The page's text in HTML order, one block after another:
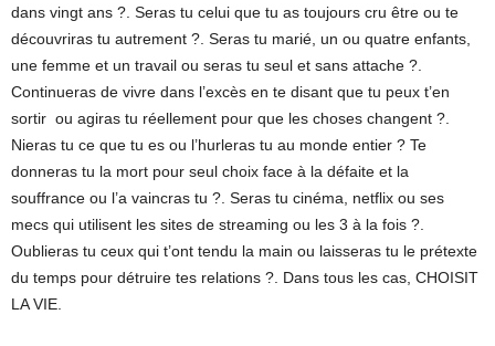
dans vingt ans ?. Seras tu celui que tu as toujours cru être ou te
découvriras tu autrement ?. Seras tu marié, un ou quatre enfants,
une femme et un travail ou seras tu seul et sans attache ?.
Continueras de vivre dans l’excès en te disant que tu peux t’en
sortir ou agiras tu réellement pour que les choses changent ?.
Nieras tu ce que tu es ou l’hurleras tu au monde entier ? Te
donneras tu la mort pour seul choix face à la défaite et la
souffrance ou l’a vaincras tu ?. Seras tu cinéma, netflix ou ses
mecs qui utilisent les sites de streaming ou les 3 à la fois ?.
Oublieras tu ceux qui t’ont tendu la main ou laisseras tu le prétexte
du temps pour détruire tes relations ?. Dans tous les cas, CHOISIT
LA VIE.